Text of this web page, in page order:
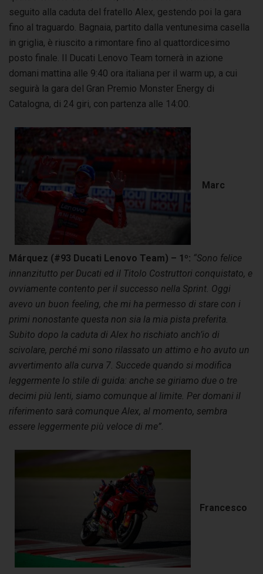
seguito alla caduta del fratello Alex, gestendo poi la gara
fino al traguardo. Bagnaia, partito dalla ventunesima casella
in griglia, è riuscito a rimontare fino al quattordicesimo
posto finale. Il Ducati Lenovo Team tornerà in azione
domani mattina alle 9:40 ora italiana per il warm up, a cui
seguirà la gara del Gran Premio Monster Energy di
Catalogna, di 24 giri, con partenza alle 14:00.
Marc
Márquez (#93 Ducati Lenovo Team) – 1º: “Sono felice
innanzitutto per Ducati ed il Titolo Costruttori conquistato, e
ovviamente contento per il successo nella Sprint. Oggi
avevo un buon feeling, che mi ha permesso di stare con i
primi nonostante questa non sia la mia pista preferita.
Subito dopo la caduta di Alex ho rischiato anch’io di
scivolare, perché mi sono rilassato un attimo e ho avuto un
avvertimento alla curva 7. Succede quando si modifica
leggermente lo stile di guida: anche se giriamo due o tre
decimi più lenti, siamo comunque al limite. Per domani il
riferimento sarà comunque Alex, al momento, sembra
essere leggermente più veloce di me”.
Francesco